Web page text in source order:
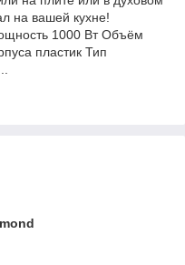
на вашей кухне!
1000 Вт Объём
пластик Тип